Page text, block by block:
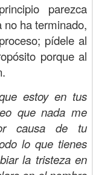
parezca
no ha terminado,
pídele al
porque al
estoy en tus
que nada me
causa de tu
lo que tienes
la tristeza en